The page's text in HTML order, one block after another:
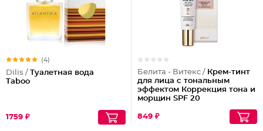
(4)
Dilis / Туалетная вода
Taboo
1759 ₽
Белита - Витекс / Крем-тинт
для лица с тональным
эффектом Коррекция тона и
морщин SPF 20
849 ₽